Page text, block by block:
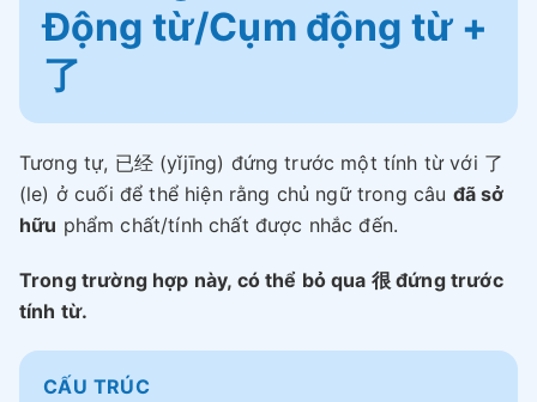
Động từ/Cụm động từ +
了
Tương tự, 已经 (yǐjīng) đứng trước một tính từ với 了
(le) ở cuối để thể hiện rằng chủ ngữ trong câu đã sở
hữu phẩm chất/tính chất được nhắc đến.
Trong trường hợp này, có thể bỏ qua 很 đứng trước
tính từ.
CẤU TRÚC